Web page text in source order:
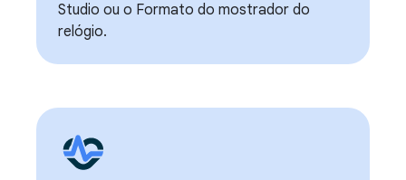
Studio ou o Formato do mostrador do
relógio.